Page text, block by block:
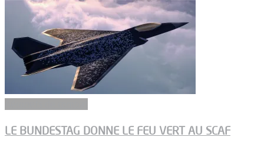
LE BUNDESTAG DONNE LE FEU VERT AU SCAF